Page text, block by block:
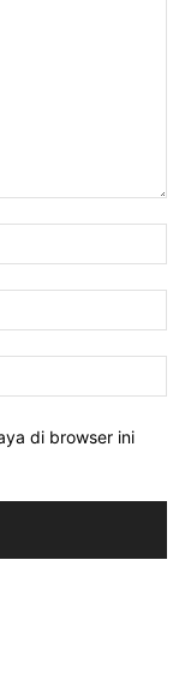
di browser ini